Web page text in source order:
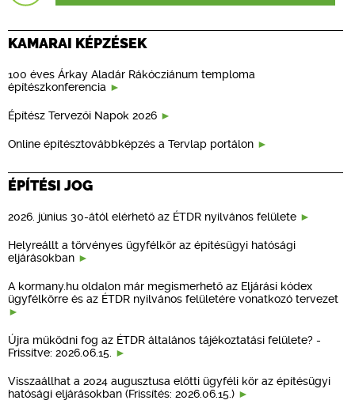
KAMARAI KÉPZÉSEK
100 éves Árkay Aladár Rákócziánum temploma
építészkonferencia
Építész Tervezői Napok 2026
Online építésztovábbképzés a Tervlap portálon
ÉPÍTÉSI JOG
2026. június 30-ától elérhető az ÉTDR nyilvános felülete
Helyreállt a törvényes ügyfélkör az építésügyi hatósági
eljárásokban
A kormany.hu oldalon már megismerhető az Eljárási kódex
ügyfélkörre és az ÉTDR nyilvános felületére vonatkozó tervezet
Újra működni fog az ÉTDR általános tájékoztatási felülete? -
Frissítve: 2026.06.15.
Visszaállhat a 2024 augusztusa előtti ügyféli kör az építésügyi
hatósági eljárásokban (Frissítés: 2026.06.15.)